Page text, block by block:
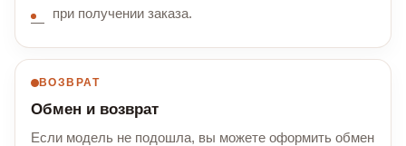
при получении заказа.
ВОЗВРАТ
Обмен и возврат
Если модель не подошла, вы можете оформить обмен